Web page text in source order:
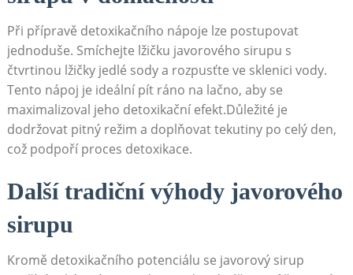
Při ‌přípravě detoxikačního ​nápoje⁣ lze postupovat
jednoduše. Smíchejte lžičku javorového sirupu s
čtvrtinou lžičky ​jedlé sody a rozpusťte ve sklenici vody.
Tento nápoj je ideální pít⁤ ráno na lačno, aby se
maximalizoval‌ jeho detoxikační efekt.Důležité je ​
dodržovat pitný režim a doplňovat tekutiny po celý den,
což podpoří proces detoxikace.
Další tradiční ‍výhody javorového
sirupu
Kromě detoxikačního ‍potenciálu se ‍javorový⁣ sirup